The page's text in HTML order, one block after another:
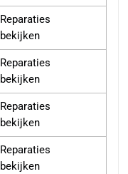
Reparaties
bekijken
Reparaties
bekijken
Reparaties
bekijken
Reparaties
bekijken